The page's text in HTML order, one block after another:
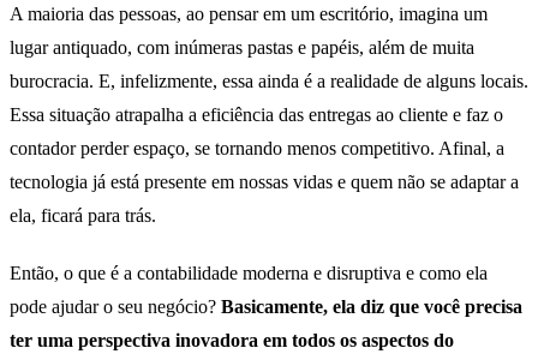
A maioria das pessoas, ao pensar em um escritório, imagina um
lugar antiquado, com inúmeras pastas e papéis, além de muita
burocracia. E, infelizmente, essa ainda é a realidade de alguns locais.
Essa situação atrapalha a eficiência das entregas ao cliente e faz o
contador perder espaço, se tornando menos competitivo. Afinal, a
tecnologia já está presente em nossas vidas e quem não se adaptar a
ela, ficará para trás.
Então, o que é a contabilidade moderna e disruptiva e como ela
pode ajudar o seu negócio? Basicamente, ela diz que você precisa
ter uma perspectiva inovadora em todos os aspectos do